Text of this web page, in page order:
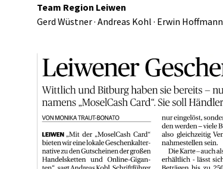
Team Region Leiwen
Gerd Wüstner · Andreas Kohl · Erwin Hoffmann